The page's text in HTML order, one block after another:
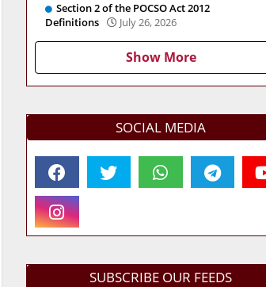
Section 2 of the POCSO Act 2012
Definitions
July 26, 2026
Show More
SOCIAL MEDIA
SUBSCRIBE OUR FEEDS